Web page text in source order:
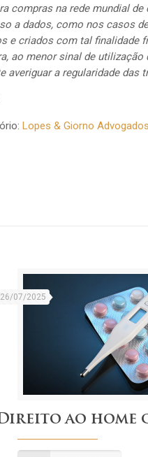
compras na rede mundial
a dados, como nos casos
e criados com tal finalidade
ao menor sinal de
a regularidade das
Lopes & Giorno Advogados
26/07/2025
ao home